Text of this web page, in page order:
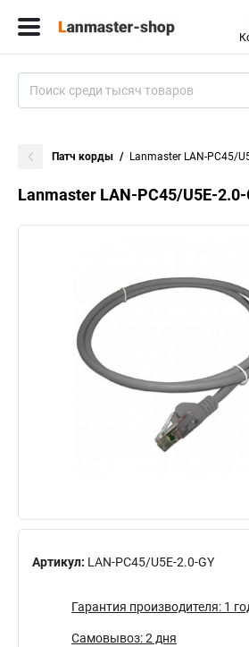
Патч корды Lanmaster LAN-PC45/
Lanmaster LAN-PC45/U5E-2.0-
Артикул: LAN-PC45/U5E-2.0-GY
Гарантия производителя: 1
Самовывоз: 2 дня